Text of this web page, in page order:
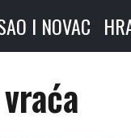
I NOVAC